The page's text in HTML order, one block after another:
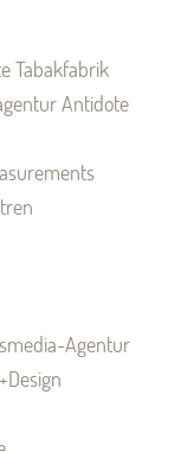
Tabakfabrik
Antidote
Agentur